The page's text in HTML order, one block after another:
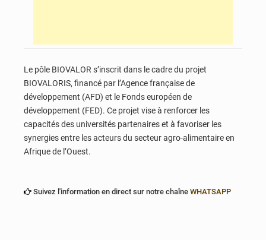
Le pôle BIOVALOR s’inscrit dans le cadre du projet
BIOVALORIS, financé par l’Agence française de
développement (AFD) et le Fonds européen de
développement (FED). Ce projet vise à renforcer les
capacités des universités partenaires et à favoriser les
synergies entre les acteurs du secteur agro-alimentaire en
Afrique de l’Ouest.
Suivez l'information en direct sur notre chaîne WHATSAPP